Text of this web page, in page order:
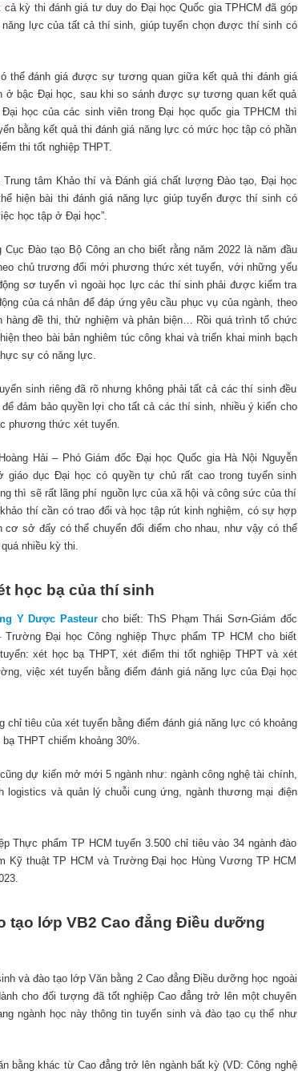
kỳ thi đánh giá tư duy do Đại học Quốc gia TPHCM đã góp
lực của tất cả thí sinh, giúp tuyển chọn được thí sinh có
thể đánh giá được sự tương quan giữa kết quả thi đánh giá
ở bậc Đại học, sau khi so sánh được sự tương quan kết quả
học của các sinh viên trong Đại học quốc gia TPHCM thì
bằng kết quả thi đánh giá năng lực có mức học tập có phần
thi tốt nghiệp THPT.
Trung tâm Khảo thí và Đánh giá chất lượng Đào tạo, Đại học
hiện bài thi đánh giá năng lực giúp tuyển được thí sinh có
học tập ở Đại học”.
Đào tạo Bộ Công an cho biết rằng năm 2022 là năm đầu
chủ trương đổi mới phương thức xét tuyển, với những yếu
sơ tuyển vì ngoài học lực các thí sinh phải được kiểm tra
của cá nhân để đáp ứng yêu cầu phục vụ của ngành, theo
hàng đề thi, thử nghiệm và phản biện… Rồi quá trình tổ chức
theo bài bản nghiêm túc công khai và triển khai minh bạch
sự có năng lực.
sinh riêng đã rõ nhưng không phải tất cả các thí sinh đều
đảm bảo quyền lợi cho tất cả các thí sinh, nhiều ý kiến cho
phương thức xét tuyển.
Hải – Phó Giám đốc Đại học Quốc gia Hà Nội Nguyễn
giáo dục Đại học có quyền tự chủ rất cao trong tuyển sinh
thì sẽ rất lãng phí nguồn lực của xã hội và công sức của thí
thí cần có trao đổi và học tập rút kinh nghiệm, có sự hợp
cơ sở đấy có thể chuyển đổi điểm cho nhau, như vậy có thể
nhiều kỳ thi.
học bạ của thí sinh
Y Dược Pasteur cho biết: ThS Phạm Thái Sơn-Giám đốc
Đại học Công nghiệp Thực phẩm TP HCM cho biết
xét học bạ THPT, xét điểm thi tốt nghiệp THPT và xét
việc xét tuyển bằng điểm đánh giá năng lực của Đại học
tiêu của xét tuyển bằng điểm đánh giá năng lực có khoảng
THPT chiếm khoảng 30%.
dự kiến mở mới 5 ngành như: ngành công nghệ tài chính,
logistics và quản lý chuỗi cung ứng, ngành thương mại điện
Thực phẩm TP HCM tuyển 3.500 chỉ tiêu vào 34 ngành đào
thuật TP HCM và Trường Đại học Hùng Vương TP HCM
tạo lớp VB2 Cao đẳng Điều dưỡng
và đào tạo lớp Văn bằng 2 Cao đẳng Điều dưỡng học ngoài
cho đối tượng đã tốt nghiệp Cao đẳng trở lên một chuyên
ngành học này thông tin tuyển sinh và đào tạo cụ thể như
bằng khác từ Cao đẳng trở lên ngành bất kỳ (VD: Công nghệ